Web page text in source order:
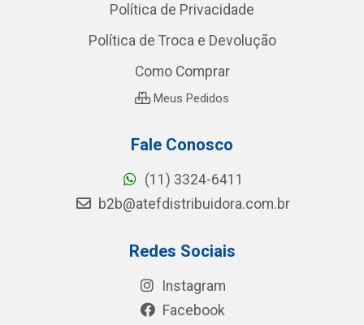
Política de Privacidade
Política de Troca e Devolução
Como Comprar
Meus Pedidos
Fale Conosco
(11) 3324-6411
b2b@atefdistribuidora.com.br
Redes Sociais
Instagram
Facebook